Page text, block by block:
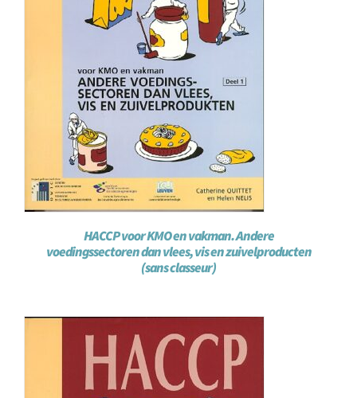
HACCP voor KMO en vakman. Andere
voedingssectoren dan vlees, vis en zuivelproducten
(sans classeur)